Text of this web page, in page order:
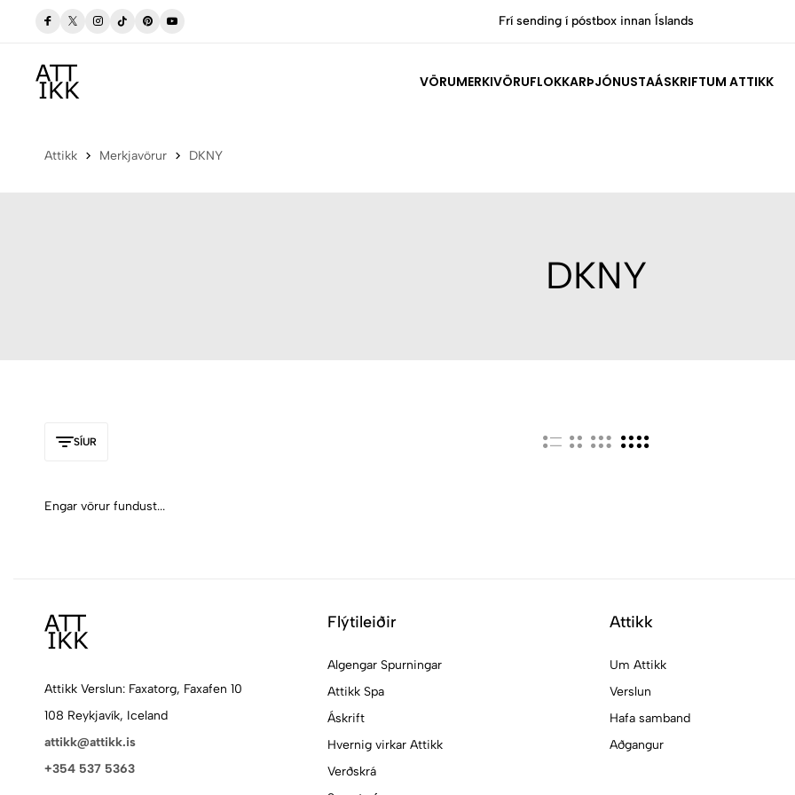
Verslaðu merkjavöru á afslætti Frí sending í póstbox innan Íslands
VÖRUMERKIVÖRUFLOKKARÞJÓNUSTAÁSKRIFTUM ATTIKK
Attikk Merkjavörur DKNY
DKNY
SÍUR
Engar vörur fundust...
Attikk Verslun: Faxatorg, Faxafen 10
108 Reykjavík, Iceland
attikk@attikk.is
+354 537 5363
Flýtileiðir
Algengar Spurningar
Attikk Spa
Áskrift
Hvernig virkar Attikk
Verðskrá
Attikk
Um Attikk
Verslun
Hafa samband
Aðgangur